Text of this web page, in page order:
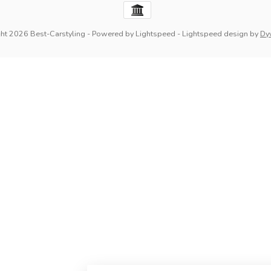
2026 Best-Carstyling - Powered by Lightspeed - Lightspeed design by